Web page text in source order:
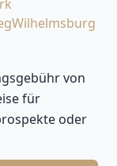
Wilhelmsburg
von
für
oder